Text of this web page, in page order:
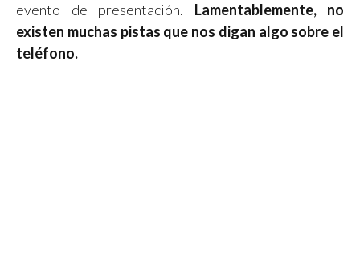
evento de presentación. Lamentablemente, no
existen muchas pistas que nos digan algo sobre el
teléfono.